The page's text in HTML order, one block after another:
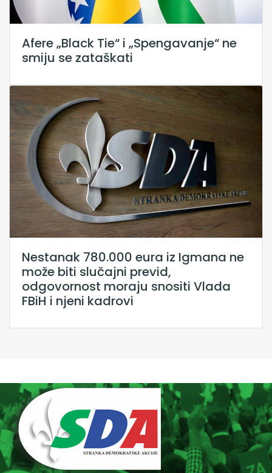
Afere „Black Tie“ i „Spengavanje“ ne
smiju se zataškati
Nestanak 780.000 eura iz Igmana ne
može biti slučajni previd,
odgovornost moraju snositi Vlada
FBiH i njeni kadrovi